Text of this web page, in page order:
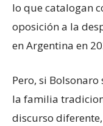
lo que catalogan
oposición a la
en Argentina en
Pero, si
la familia
discurso